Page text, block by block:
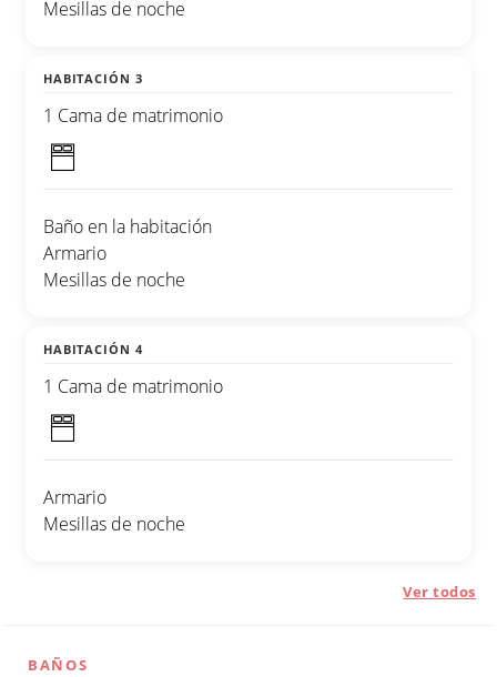
Mesillas de noche
HABITACIÓN 3
1 Cama de matrimonio
Baño en la habitación
Armario
Mesillas de noche
HABITACIÓN 4
1 Cama de matrimonio
Armario
Mesillas de noche
Ver todos
BAÑOS